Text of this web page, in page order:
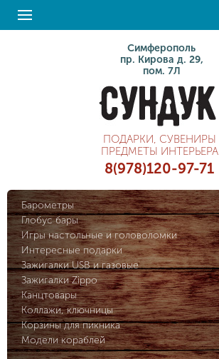
Симферополь
пр. Кирова д. 29,
пом. 7Л
ПОДАРКИ, СУВЕНИРЫ
ПРЕДМЕТЫ ИНТЕРЬЕРА
8(978)120-97-71
Барометры
Глобус бары
Игры настольные и головоломки
Интересные подарки
Зажигалки USB и газовые
Зажигалки Zippo
Канцтовары
Коллажи, ключницы
Корзины для пикника
Модели кораблей